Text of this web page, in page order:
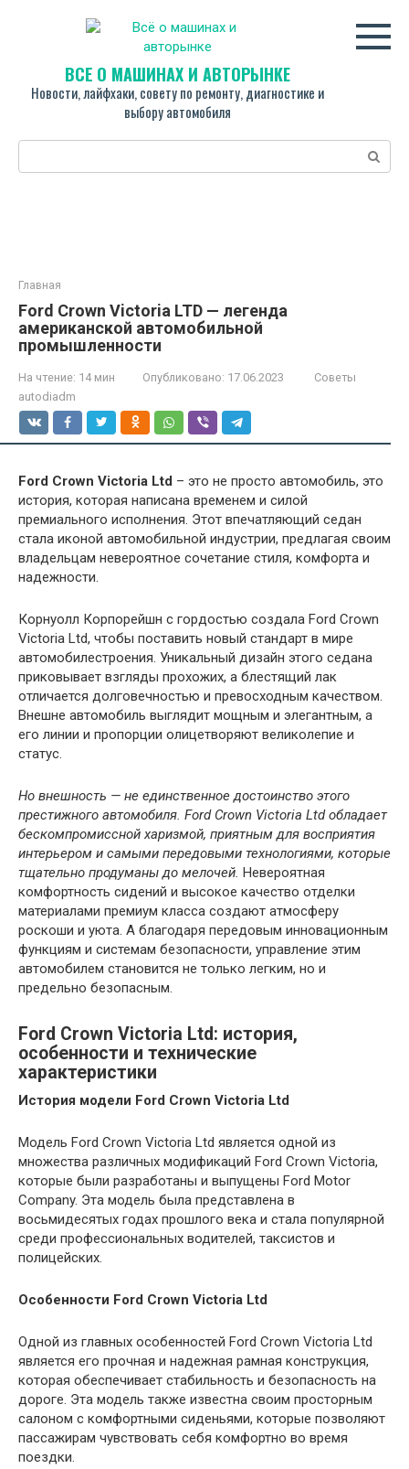
ВСЁ О МАШИНАХ И АВТОРЫНКЕ
Новости, лайфхаки, совету по ремонту, диагностике и
выбору автомобиля
Поиск:
Главная
Ford Crown Victoria LTD — легенда
американской автомобильной
промышленности
На чтение: 14 мин Опубликовано: 17.06.2023
Советы
autodiadm
Ford Crown Victoria Ltd – это не просто автомобиль, это
история, которая написана временем и силой
премиального исполнения. Этот впечатляющий седан
стала иконой автомобильной индустрии, предлагая своим
владельцам невероятное сочетание стиля, комфорта и
надежности.
Корнуолл Корпорейшн с гордостью создала Ford Crown
Victoria Ltd, чтобы поставить новый стандарт в мире
автомобилестроения. Уникальный дизайн этого седана
приковывает взгляды прохожих, а блестящий лак
отличается долговечностью и превосходным качеством.
Внешне автомобиль выглядит мощным и элегантным, а
его линии и пропорции олицетворяют великолепие и
статус.
Но внешность — не единственное достоинство этого
престижного автомобиля. Ford Crown Victoria Ltd обладает
бескомпромиссной харизмой, приятным для восприятия
интерьером и самыми передовыми технологиями, которые
тщательно продуманы до мелочей. Невероятная
комфортность сидений и высокое качество отделки
материалами премиум класса создают атмосферу
роскоши и уюта. А благодаря передовым инновационным
функциям и системам безопасности, управление этим
автомобилем становится не только легким, но и
предельно безопасным.
Ford Crown Victoria Ltd: история,
особенности и технические
характеристики
История модели Ford Crown Victoria Ltd
Модель Ford Crown Victoria Ltd является одной из
множества различных модификаций Ford Crown Victoria,
которые были разработаны и выпущены Ford Motor
Company. Эта модель была представлена в
восьмидесятых годах прошлого века и стала популярной
среди профессиональных водителей, таксистов и
полицейских.
Особенности Ford Crown Victoria Ltd
Одной из главных особенностей Ford Crown Victoria Ltd
является его прочная и надежная рамная конструкция,
которая обеспечивает стабильность и безопасность на
дороге. Эта модель также известна своим просторным
салоном с комфортными сиденьями, которые позволяют
пассажирам чувствовать себя комфортно во время
поездки.